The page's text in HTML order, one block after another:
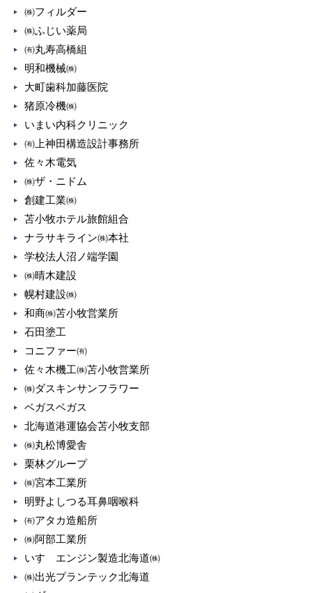
㈱フィルダー
㈱ふじい薬局
㈲丸寿高橋組
明和機械㈱
大町歯科加藤医院
猪原冷機㈱
いまい内科クリニック
㈲上神田構造設計事務所
佐々木電気
㈱ザ・ニドム
創建工業㈱
苫小牧ホテル旅館組合
ナラサキライン㈱本社
学校法人沼ノ端学園
㈱晴木建設
幌村建設㈱
和商㈱苫小牧営業所
石田塗工
コニファー㈲
佐々木機工㈱苫小牧営業所
㈱ダスキンサンフラワー
ベガスベガス
北海道港運協会苫小牧支部
㈱丸松博愛舎
栗林グループ
㈱宮本工業所
明野よしつる耳鼻咽喉科
㈲アタカ造船所
㈱阿部工業所
いすゞエンジン製造北海道㈱
㈱出光プランテック北海道